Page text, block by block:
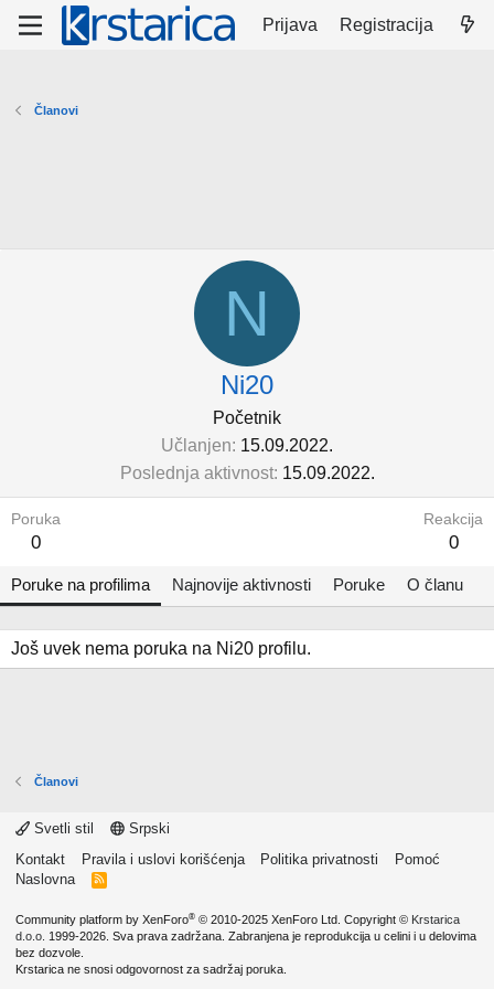
Prijava Registracija
Članovi
N
Ni20
Početnik
Učlanjen 15.09.2022.
Poslednja aktivnost 15.09.2022.
Poruka
0
Reakcija
0
Poruke na profilima Najnovije aktivnosti Poruke O članu
Još uvek nema poruka na Ni20 profilu.
Članovi
Svetli stil
Srpski
Kontakt
Pravila i uslovi korišćenja Politika privatnosti
Pomoć
Naslovna
R
Community platform by XenForo® © 2010-2025 XenForo Ltd. Copyright © Krstarica
d.o.o. 1999-2026. Sva prava zadržana. Zabranjena je reprodukcija u celini i u delovima
bez dozvole.
Krstarica ne snosi odgovornost za sadržaj poruka.